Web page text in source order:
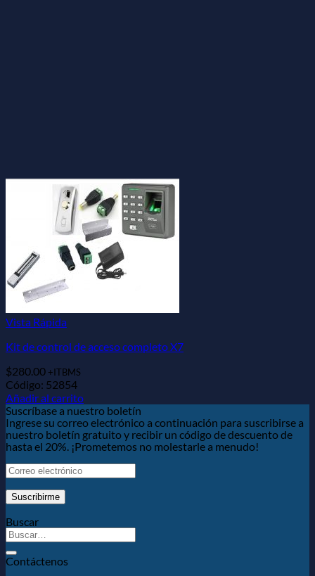
Vista Rápida
Kit de control de acceso completo X7
$280.00 +ITBMS
Código: 52854
Añadir al carrito
Suscríbase a nuestro boletín
Ingrese su correo electrónico a continuación para suscribirse a
nuestro boletín gratuito y recibir un código de descuento de
hasta el 20%. ¡Prometemos no molestarle a menudo!
Buscar
Contáctenos